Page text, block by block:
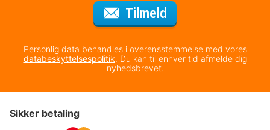
Tilmeld
Personlig data behandles i overensstemmelse med vores
databeskyttelsespolitik. Du kan til enhver tid afmelde dig
nyhedsbrevet.
Sikker betaling